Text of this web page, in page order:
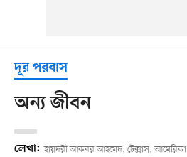
দূর পরবাস
অন্য জীবন
লেখা: হায়দরী আকবর আহমেদ, টেক্সাস, আমেরিকা